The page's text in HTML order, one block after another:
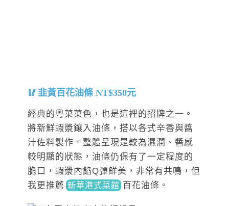
韭黃百花油條 NT$350元
經典的粵菜菜色，也是這裡的招牌之一。
將新鮮蝦漿鑲入油條，搭以各式辛香與醬
汁佐料製作。整體呈現是較為濕潤、醬感
較明顯的狀態，油條仍保有了一定程度的
脆口，蝦漿內餡Q彈鮮美，非常有共鳴，但
我更推薦 新華港式菜館 百花油條 。